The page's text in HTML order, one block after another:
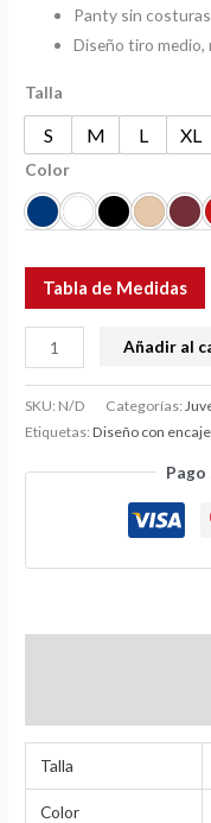
Panty sin
Diseño tiro medio,
Talla
S M L XL
Color
Tabla de Medidas
Añadir al
SKU: N/D Categorías:
Etiquetas:Diseño con encaje
Talla
Color